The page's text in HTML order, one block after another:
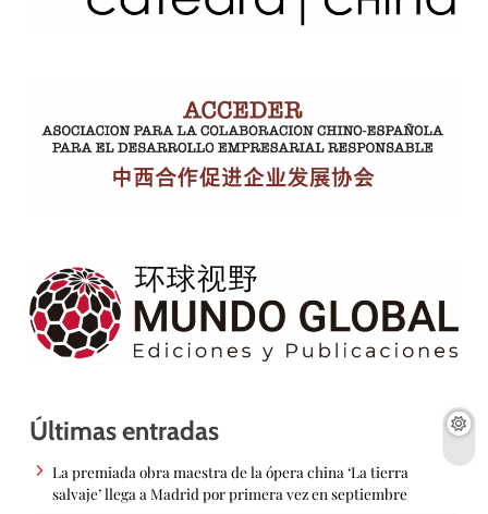
Últimas entradas
La premiada obra maestra de la ópera china ‘La tierra
salvaje’ llega a Madrid por primera vez en septiembre